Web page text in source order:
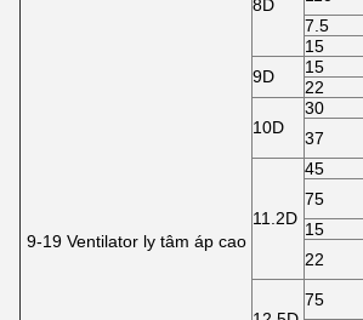
9-19 Ventilator ly tâm áp cao
8D
7.5
15
9D
15
22
10D
30
37
11.2D
45
75
15
22
75